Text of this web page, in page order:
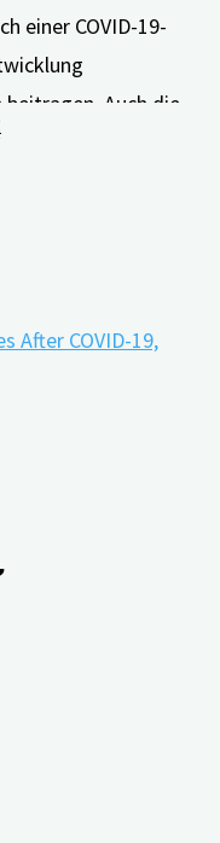
einer COVID-19-
Auch die
für schwere
After COVID-19,
bei